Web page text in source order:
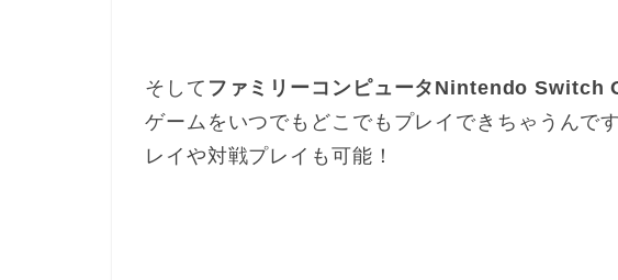
そして ファミリーコンピュータNintendo Switch
ゲームをいつでもどこでもプレイできちゃうんで
レイや対戦プレイも可能！